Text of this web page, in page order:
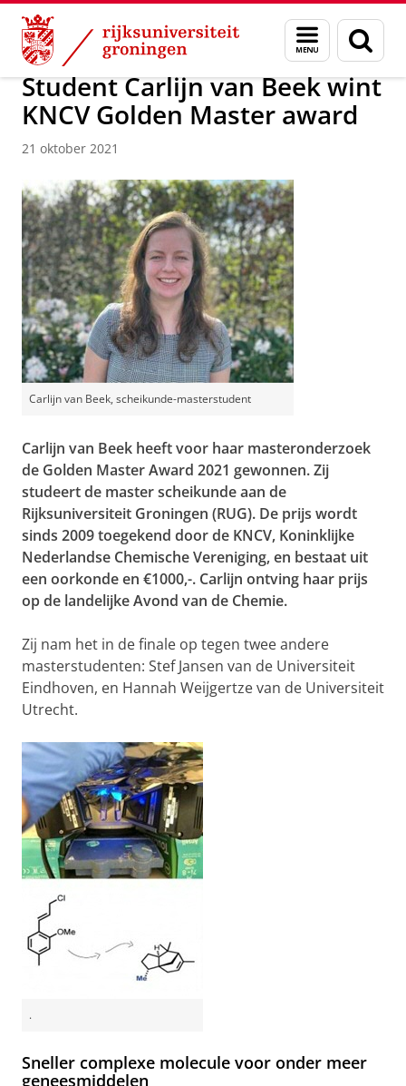
Skip
Content
Skip
Navigation
Menu
en
zoeken
Over ons Actueel Nieuws Nieuwsberichten
Student Carlijn van Beek wint
KNCV Golden Master award
21 oktober 2021
Carlijn van Beek, scheikunde-masterstudent
Carlijn van Beek heeft voor haar masteronderzoek
de Golden Master Award 2021 gewonnen. Zij
studeert de master scheikunde aan de
Rijksuniversiteit Groningen (RUG). De prijs wordt
sinds 2009 toegekend door de KNCV, Koninklijke
Nederlandse Chemische Vereniging, en bestaat uit
een oorkonde en €1000,-. Carlijn ontving haar prijs
op de landelijke Avond van de Chemie.
Zij nam het in de finale op tegen twee andere
masterstudenten: Stef Jansen van de Universiteit
Eindhoven, en Hannah Weijgertze van de Universiteit
Utrecht.
.
Sneller complexe molecule voor onder meer
geneesmiddelen